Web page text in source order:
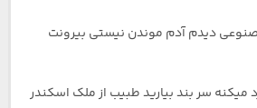
دیدم آدم موندن نیستی بیرونت
سر بند بیارید طبیب از ملک اسکندر